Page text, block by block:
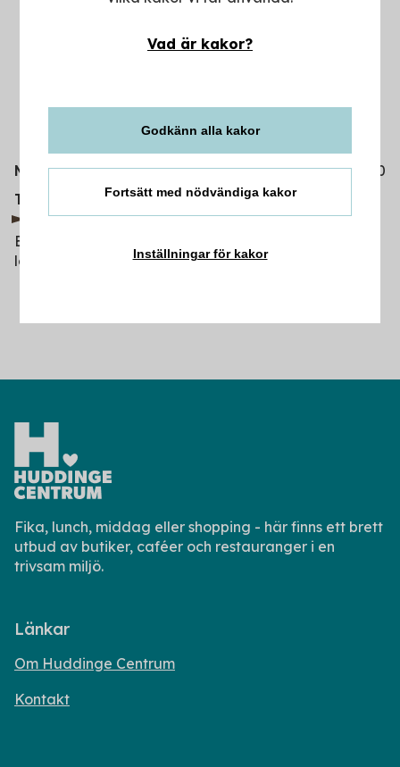
Vad är kakor?
Godkänn alla kakor
Fortsätt med nödvändiga kakor
Inställningar för kakor
Månd-fred
08.30-17.00
Telefon
0771-22 44 88
Nordea.se
Endast tidbokning. Boka din tid genom att ringa in,
logga in via nordea.se eller Mobil-appen.
Fika, lunch, middag eller shopping - här finns ett brett
utbud av butiker, caféer och restauranger i en
trivsam miljö.
Länkar
Om Huddinge Centrum
Kontakt